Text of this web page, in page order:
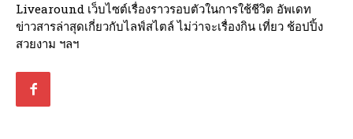
Livearound เว็บไซต์เรื่องราวรอบตัวในการใช้ชีวิต อัพเดท
ข่าวสารล่าสุดเกี่ยวกับไลฟ์สไตล์ ไม่ว่าจะเรื่องกิน เที่ยว ช้อปปิ้ง
สวยงาม ฯลฯ